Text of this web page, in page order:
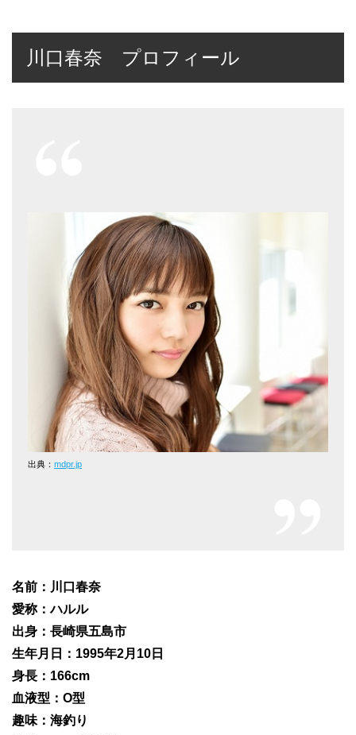
川口春奈 プロフィール
出典： mdpr.jp
名前：川口春奈
愛称：ハルル
出身：長崎県五島市
生年月日：1995年2月10日
身長：166cm
血液型：O型
趣味：海釣り